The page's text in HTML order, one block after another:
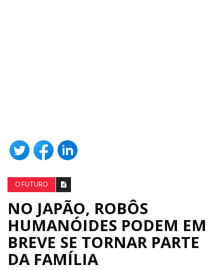
O FUTURO
NO JAPÃO, ROBÔS
HUMANÓIDES PODEM EM
BREVE SE TORNAR PARTE
DA FAMÍLIA